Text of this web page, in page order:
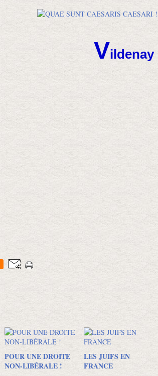
Vildenay
POUR UNE DROITE
NON-LIBÉRALE !
LES JUIFS EN
FRANCE